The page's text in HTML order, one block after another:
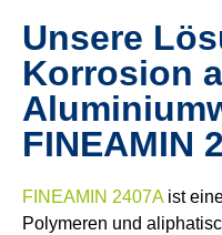
Unsere
Korrosion
FINEAMIN
FINEAMIN 2407Aist
Polymeren und